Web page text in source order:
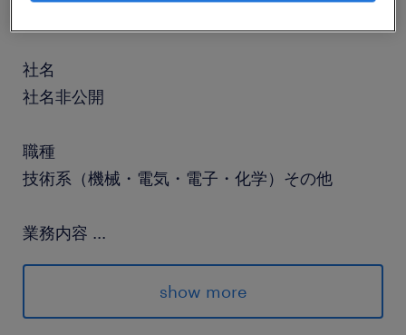
社名
社名非公開
職種
技術系（機械・電気・電子・化学）その他
業務内容 ...
【職務内容】■同社は、働く現場で必要となるあ
りとあらゆるモノを取り扱うネットストアを運営
しています。■物流を会社の重要戦略のひとつと
show more